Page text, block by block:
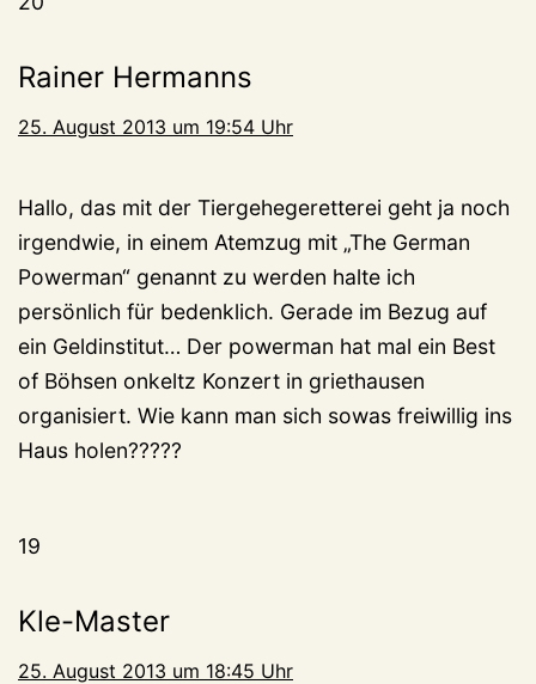
Rainer Hermanns
25. August 2013 um 19:54 Uhr
Hallo, das mit der Tiergehegeretterei geht ja noch
irgendwie, in einem Atemzug mit „The German
Powerman“ genannt zu werden halte ich
persönlich für bedenklich. Gerade im Bezug auf
ein Geldinstitut… Der powerman hat mal ein Best
of Böhsen onkeltz Konzert in griethausen
organisiert. Wie kann man sich sowas freiwillig ins
Haus holen?????
19
Kle-Master
25. August 2013 um 18:45 Uhr